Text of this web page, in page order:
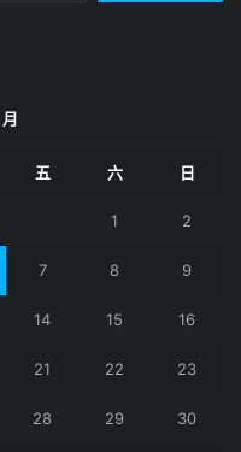
五 六 日
1 2
7 8 9
14 15 16
21 22 23
28 29 30